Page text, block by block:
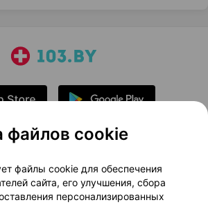
Новости проекта
Медицинский маркетинг
файлов cookie
файлы cookie для обеспечения
сайта, его улучшения, сбора
персонализированных